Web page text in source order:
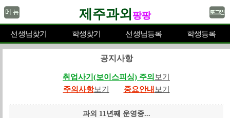
제주과외 팡팡
선생님찾기 학생찾기 선생님등록 학생등록
공지사항
취업사기(보이스피싱) 주의 보기
주의사항보기 중요안내 보기
과외 11년째 운영중...